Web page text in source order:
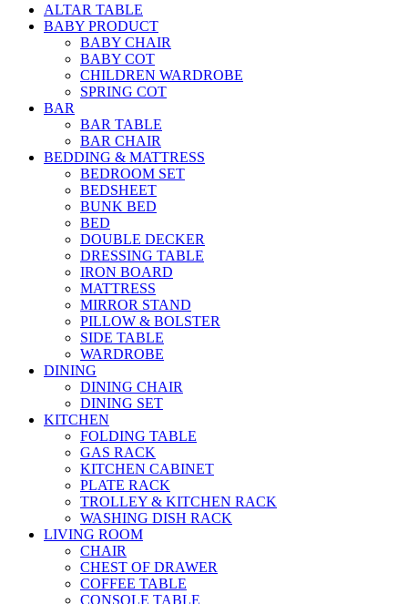
ALTAR TABLE
BABY PRODUCT
BABY CHAIR
BABY COT
CHILDREN WARDROBE
SPRING COT
BAR
BAR TABLE
BAR CHAIR
BEDDING & MATTRESS
BEDROOM SET
BEDSHEET
BUNK BED
BED
DOUBLE DECKER
DRESSING TABLE
IRON BOARD
MATTRESS
MIRROR STAND
PILLOW & BOLSTER
SIDE TABLE
WARDROBE
DINING
DINING CHAIR
DINING SET
KITCHEN
FOLDING TABLE
GAS RACK
KITCHEN CABINET
PLATE RACK
TROLLEY & KITCHEN RACK
WASHING DISH RACK
LIVING ROOM
CHAIR
CHEST OF DRAWER
COFFEE TABLE
CONSOLE TABLE